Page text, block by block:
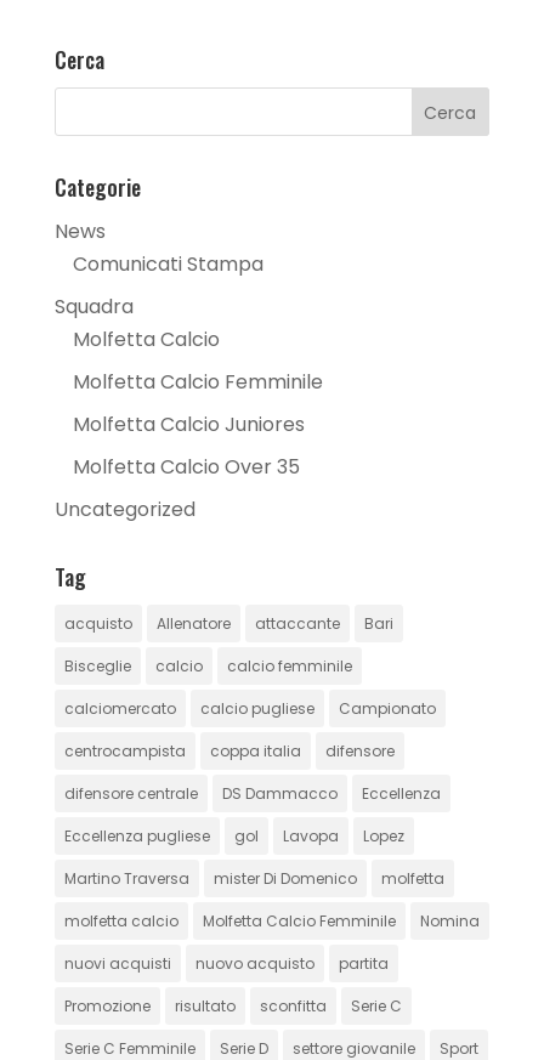
Cerca
Categorie
News
Comunicati Stampa
Squadra
Molfetta Calcio
Molfetta Calcio Femminile
Molfetta Calcio Juniores
Molfetta Calcio Over 35
Uncategorized
Tag
acquisto Allenatore attaccante Bari
Bisceglie calcio calcio femminile
calciomercato calcio pugliese Campionato
centrocampista coppa italia difensore
difensore centrale DS Dammacco Eccellenza
Eccellenza pugliese gol Lavopa Lopez
Martino Traversa mister Di Domenico molfetta
molfetta calcio Molfetta Calcio Femminile Nomina
nuovi acquisti nuovo acquisto partita
Promozione risultato sconfitta Serie C
Serie C Femminile Serie D settore giovanile Sport